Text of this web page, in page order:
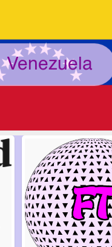
Venezuela